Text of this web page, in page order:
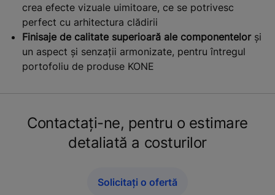
crea efecte vizuale uimitoare, ce se potrivesc
perfect cu arhitectura clădirii
Finisaje de calitate superioară ale componentelorși
un aspect și senzații armonizate, pentru întregul
portofoliu de produse KONE
Contactați-ne, pentru o estimare
detaliată a costurilor
Solicitați o ofertă